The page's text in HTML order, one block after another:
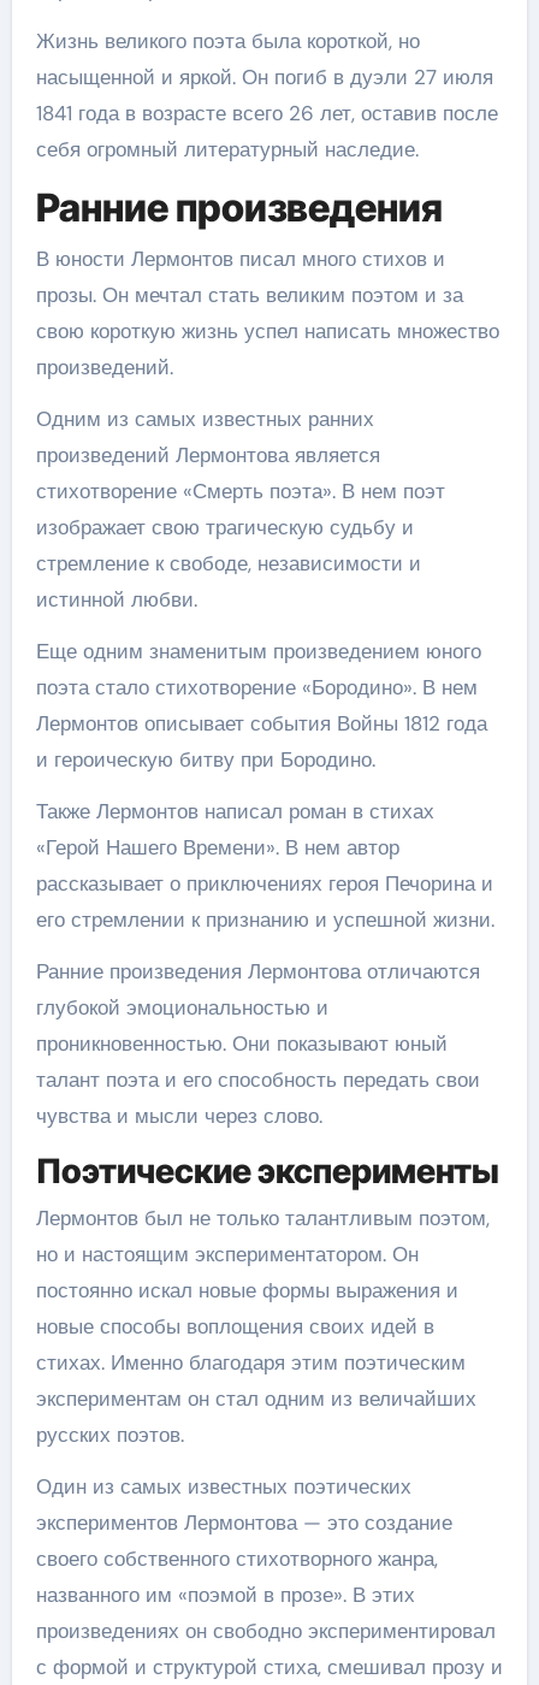
Жизнь великого поэта была короткой, но
насыщенной и яркой. Он погиб в дуэли 27 июля
1841 года в возрасте всего 26 лет, оставив после
себя огромный литературный наследие.
Ранние произведения
В юности Лермонтов писал много стихов и
прозы. Он мечтал стать великим поэтом и за
свою короткую жизнь успел написать множество
произведений.
Одним из самых известных ранних
произведений Лермонтова является
стихотворение «Смерть поэта». В нем поэт
изображает свою трагическую судьбу и
стремление к свободе, независимости и
истинной любви.
Еще одним знаменитым произведением юного
поэта стало стихотворение «Бородино». В нем
Лермонтов описывает события Войны 1812 года
и героическую битву при Бородино.
Также Лермонтов написал роман в стихах
«Герой Нашего Времени». В нем автор
рассказывает о приключениях героя Печорина и
его стремлении к признанию и успешной жизни.
Ранние произведения Лермонтова отличаются
глубокой эмоциональностью и
проникновенностью. Они показывают юный
талант поэта и его способность передать свои
чувства и мысли через слово.
Поэтические эксперименты
Лермонтов был не только талантливым поэтом,
но и настоящим экспериментатором. Он
постоянно искал новые формы выражения и
новые способы воплощения своих идей в
стихах. Именно благодаря этим поэтическим
экспериментам он стал одним из величайших
русских поэтов.
Один из самых известных поэтических
экспериментов Лермонтова — это создание
своего собственного стихотворного жанра,
названного им «поэмой в прозе». В этих
произведениях он свободно экспериментировал
с формой и структурой стиха, смешивал прозу и